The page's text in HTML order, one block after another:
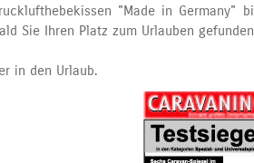
"Made in
Sie Ihren Platz zum Urlauben
in den Urlaub.